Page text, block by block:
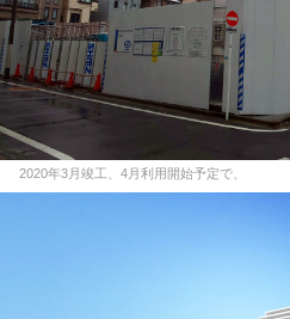
2020年3月竣工、4月利用開始予定で、